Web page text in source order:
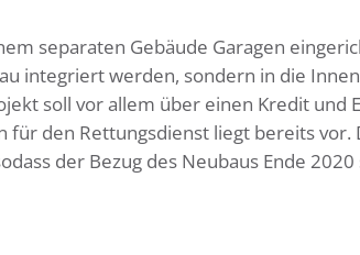
separaten Gebäude Garagen
integriert werden, sondern in die
soll vor allem über einen Kredit und
den Rettungsdienst liegt bereits vor.
der Bezug des Neubaus Ende